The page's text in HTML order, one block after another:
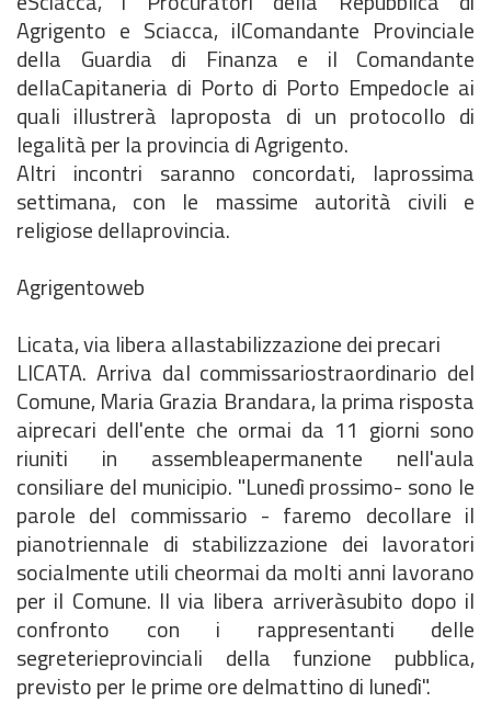
Agrigento e Sciacca, ilComandante Provinciale
della Guardia di Finanza e il Comandante
dellaCapitaneria di Porto di Porto Empedocle ai
quali illustrerà laproposta di un protocollo di
legalità per la provincia di Agrigento.
Altri incontri saranno concordati, laprossima
settimana, con le massime autorità civili e
religiose dellaprovincia.
Agrigentoweb
Licata, via libera allastabilizzazione dei precari
LICATA. Arriva dal commissariostraordinario del
Comune, Maria Grazia Brandara, la prima risposta
aiprecari dell'ente che ormai da 11 giorni sono
riuniti in assembleapermanente nell'aula
consiliare del municipio. "Lunedì prossimo- sono le
parole del commissario - faremo decollare il
pianotriennale di stabilizzazione dei lavoratori
socialmente utili cheormai da molti anni lavorano
per il Comune. Il via libera arriveràsubito dopo il
confronto con i rappresentanti delle
segreterieprovinciali della funzione pubblica,
previsto per le prime ore delmattino di lunedì".